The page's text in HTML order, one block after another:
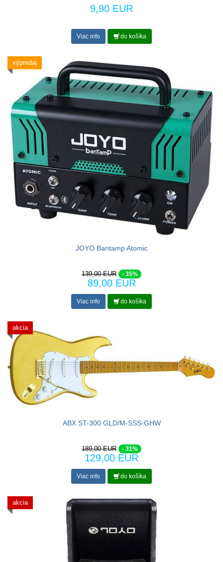
9,90 EUR
Viac info do košíka
výpredaj
JOYO Bantamp Atomic
139,00 EUR - 35%
89,00 EUR
Viac info do košíka
akcia
ABX ST-300 GLD/M-SSS-GHW
189,00 EUR - 31%
129,00 EUR
Viac info do košíka
akcia